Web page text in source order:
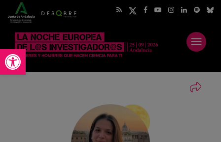
Abrir barra de herramientas
Abrir
menú